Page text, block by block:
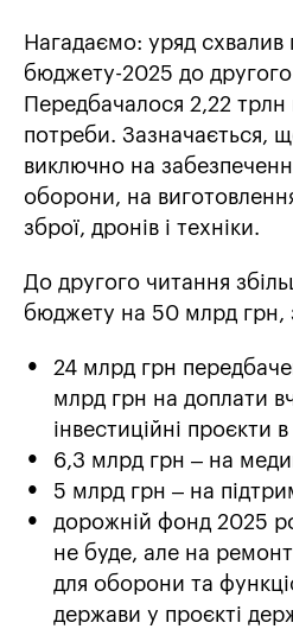
Нагадаємо: уряд схвалив
бюджету-2025 до
Передбачалося 2,22
потреби. Зазначається,
виключно на
оборони, на
зброї, дронів і техніки.
До другого читання
бюджету на 50 млрд грн,
24 млрд грн
млрд грн на доплати
інвестиційні проєкти
6,3 млрд грн – на
5 млрд грн – на
дорожній фонд 2025
не буде, але на
для оборони та
держави у проєкті